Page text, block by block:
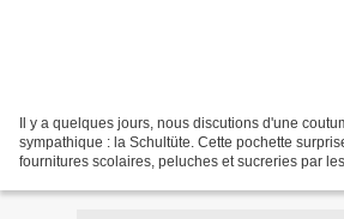
Il y a quelques jours, nous discutions d'une
sympathique : la Schultüte. Cette pochette
fournitures scolaires, peluches et sucreries par